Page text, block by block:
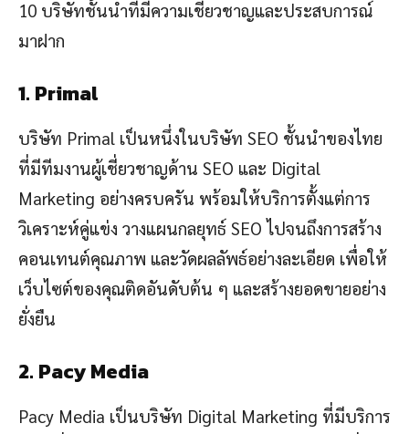
10 บริษัทชั้นนำที่มีความเชี่ยวชาญและประสบการณ์
มาฝาก
1. Primal
บริษัท Primal เป็นหนึ่งในบริษัท SEO ชั้นนำของไทย
ที่มีทีมงานผู้เชี่ยวชาญด้าน SEO และ Digital
Marketing อย่างครบครัน พร้อมให้บริการตั้งแต่การ
วิเคราะห์คู่แข่ง วางแผนกลยุทธ์ SEO ไปจนถึงการสร้าง
คอนเทนต์คุณภาพ และวัดผลลัพธ์อย่างละเอียด เพื่อให้
เว็บไซต์ของคุณติดอันดับต้น ๆ และสร้างยอดขายอย่าง
ยั่งยืน
2. Pacy Media
Pacy Media เป็นบริษัท Digital Marketing ที่มีบริการ